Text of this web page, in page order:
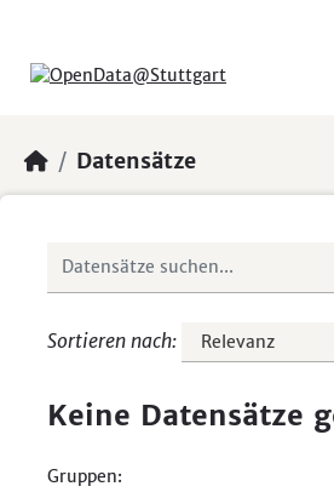
Datensätze
Sortieren nach
Keine Datensätze
Gruppen: